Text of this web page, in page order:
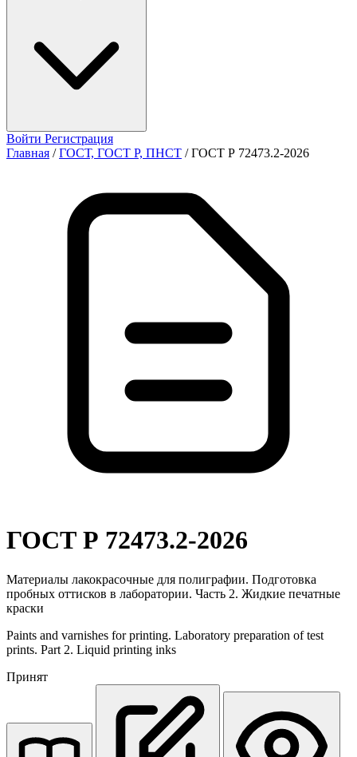
Войти Регистрация
Главная / ГОСТ, ГОСТ Р, ПНСТ / ГОСТ Р 72473.2-2026
ГОСТ Р 72473.2-2026
Материалы лакокрасочные для полиграфии. Подготовка
пробных оттисков в лаборатории. Часть 2. Жидкие печатные
краски
Paints and varnishes for printing. Laboratory preparation of test
prints. Part 2. Liquid printing inks
Принят